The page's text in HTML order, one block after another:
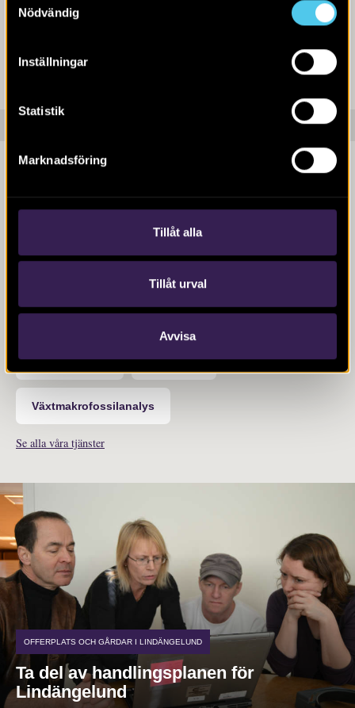
Nödvändig
Inställningar
Statistik
Marknadsföring
Tillåt alla
Tillåt urval
Avvisa
Tjänster som ingår i detta uppdrag
Vedartsanalys Osteologi
Växtmakrofossilanalys
Se alla våra tjänster
OFFERPLATS OCH GÅRDAR I LINDÄNGELUND
Ta del av handlingsplanen för
Lindängelund